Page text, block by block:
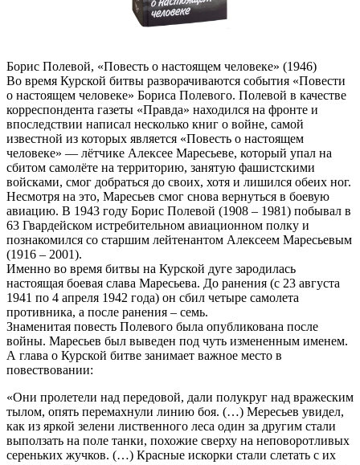
Борис Полевой, «Повесть о настоящем человеке» (1946)
Во время Курской битвы разворачиваются события «Повести
о настоящем человеке» Бориса Полевого. Полевой в качестве
корреспондента газеты «Правда» находился на фронте и
впоследствии написал несколько книг о войне, самой
известной из которых является «Повесть о настоящем
человеке» — лётчике Алексее Маресьеве, который упал на
сбитом самолёте на территорию, занятую фашистскими
войсками, смог добраться до своих, хотя и лишился обеих ног.
Несмотря на это, Маресьев смог снова вернуться в боевую
авиацию. В 1943 году Борис Полевой (1908 – 1981) побывал в
63 Гвардейском истребительном авиационном полку и
познакомился со старшим лейтенантом Алексеем Маресьевым
(1916 – 2001).
Именно во время битвы на Курской дуге зародилась
настоящая боевая слава Маресьева. До ранения (с 23 августа
1941 по 4 апреля 1942 года) он сбил четыре самолета
противника, а после ранения – семь.
Знаменитая повесть Полевого была опубликована после
войны. Маресьев был выведен под чуть измененным именем.
А глава о Курской битве занимает важное место в
повествовании:
«Они пролетели над передовой, дали полукруг над вражеским
тылом, опять перемахнули линию боя. (…) Мересьев увидел,
как из яркой зелени лиственного леса один за другим стали
выползать на поле танки, похожие сверху на неповоротливых
сереньких жучков. (…) Красные искорки стали слетать с их